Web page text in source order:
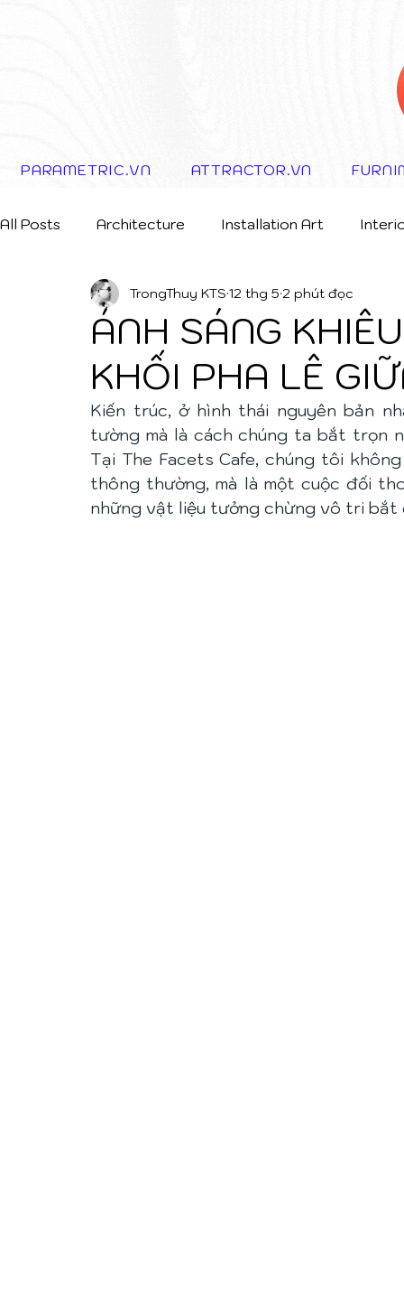
PARAMETRIC.VN ATTRACTOR.VN
All Posts Architecture Installation Art
Storytelling Concept
ÁNH SÁNG
KHỐI PHA LÊ
TrongThuy KTS 12 thg 5 2 phút đọc
Kiến trúc, ở hình thái nguyên bản
tường mà là cách chúng ta bắt trọn
Tại The Facets Cafe, chúng tôi
thông thường, mà là một cuộc đối
những vật liệu tưởng chừng vô tri bắt